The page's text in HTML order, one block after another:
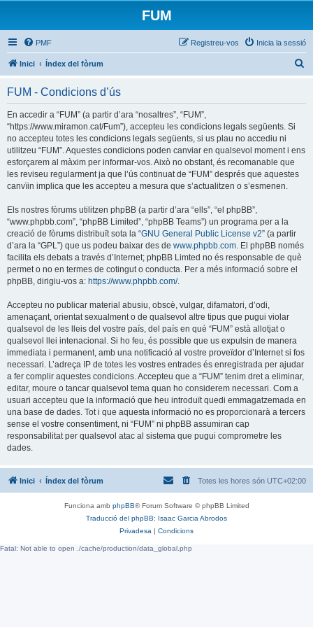
FUM
PMF Inicia la sessió
Registreu-vos
Inici Índex del fòrum
FUM - Condicions d’ús
En accedir a “FUM” (a partir d’ara “nosaltres”, “FUM”,
“https://www.miramon.cat/Fum”), accepteu les condicions legals següents. Si
no accepteu totes les condicions legals següents, si us plau no accediu ni
utilitzeu “FUM”. Aquestes condicions poden canviar en qualsevol moment i ens
esforçarem al màxim per informar-vos. Això no obstant, és recomanable que
les reviseu regularment ja que l’ús continuat de “FUM” després que aquestes
canvïin implica que les accepteu a mesura que s’actualitzen o s’esmenen.
Els nostres fòrums utilitzen phpBB (a partir d’ara “ells”, “el phpBB”,
“www.phpbb.com”, “phpBB Limited”, “phpBB Teams”) un programa per a la
creació de fòrums distribuït sota la “GNU General Public License v2” (a partir
d’ara la “GPL”) que us podeu baixar des de www.phpbb.com. El phpBB només
facilita els debats a través d’Internet; phpBB Limted no és responsable de què
permet o no en termes de cotingut o conducta. Per a més informació sobre el
phpBB, dirigiu-vos a: https://www.phpbb.com/.
Accepteu no publicar material abusiu, obscè, vulgar, difamatori, d’odi,
amenaçant, orientat sexualment o de qualsevol altre tipus que pugui violar
qualsevol de les lleis del vostre país, del país en què “FUM” està allotjat o
qualsevol llei intenacional. Si ho feu, és possible que us expulsin de manera
immediata i permanent, amb una notificació al vostre proveïdor d’Internet si fos
necessari. L’adreça IP de totes les vostres entrades és enregistrada per ajudar
a fer complir aquestes condicions. Accepteu que a “FUM” tenim dret a eliminar,
editar, moure o tancar qualsevol tema quan ho considerem necessari. Com a
usuari accepteu que la informació que heu introduït quedi emmagatzemada en
una base de dades. Tot i que aquesta informació no es proporcionarà a tercers
sense el vostre consentiment, ni “FUM” ni phpBB assumiran cap
responsabilitat per qualsevol atac al sistema que pugui comprometre les
dades.
Inici Índex del fòrum Totes les hores són UTC+02:00
Funciona amb phpBB® Forum Software © phpBB Limited
Traducció del phpBB: Isaac Garcia Abrodos
Privadesa | Condicions
Fatal: Not able to open ./cache/production/data_global.php